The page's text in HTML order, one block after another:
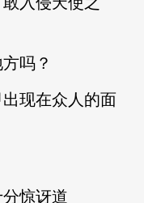
吗？
现在众人的面
惊讶道